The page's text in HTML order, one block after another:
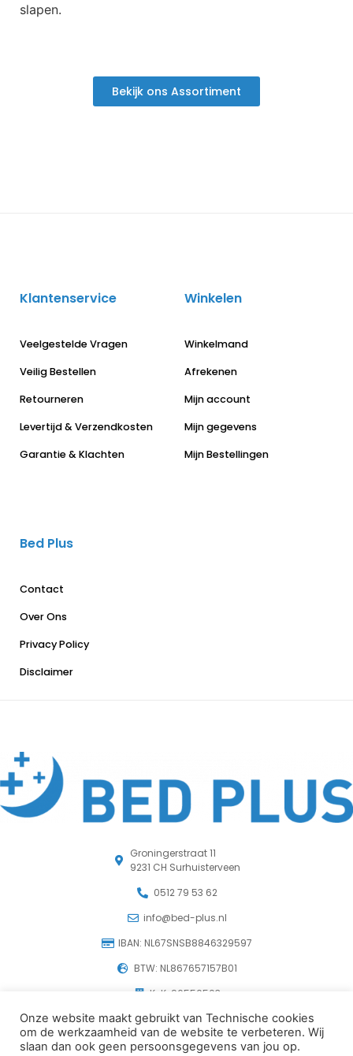
slapen.
Bekijk ons Assortiment
Groningerstraat 11
9231 CH Surhuisterveen
0512 79 53 62
info@bed-plus.nl
IBAN: NL67SNSB8846329597
BTW: NL867657157B01
KvK: 96550503
Klantenservice
Veelgestelde Vragen
Veilig Bestellen
Retourneren
Levertijd & Verzendkosten
Garantie & Klachten
Winkelen
Winkelmand
Afrekenen
Mijn account
Mijn gegevens
Mijn Bestellingen
Bed Plus
Contact
Over Ons
Privacy Policy
Disclaimer
© 2026 Beddenspeciaalzaak Bedplus in Surhuisterveen
Onze website maakt gebruikt van Technische cookies
om de werkzaamheid van de website te verbeteren. Wij
slaan dan ook geen persoonsgegevens van jou op.